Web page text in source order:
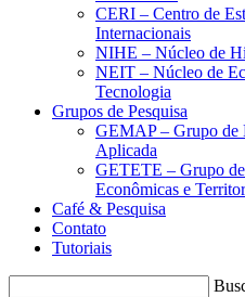
CERI – Centro de
Internacionais
NIHE – Núcleo de
NEIT – Núcleo de
Tecnologia
Grupos de Pesquisa
GEMAP – Grupo de
Aplicada
GETETE – Grupo
Econômicas e
Café & Pesquisa
Contato
Tutoriais